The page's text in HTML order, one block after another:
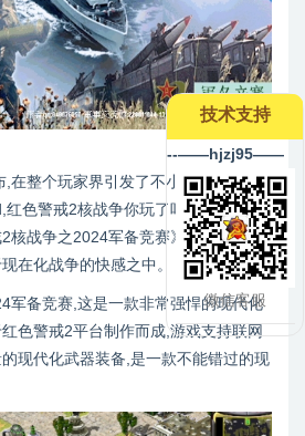
,在整个玩家界引发了不小的骚动,短短
色警戒2核战争你玩了吗?数月后的今
核战争之2024军备竞赛》发布了,和前
在化战争的快感之中。
军备竞赛,这是一款非常强悍的现代化
色警戒2平台制作而成,游戏支持联网
现代化武器装备,是一款不能错过的现
技术支持
--——hjzj95——
微信客服